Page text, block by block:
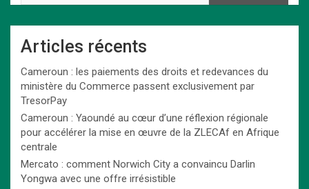
Articles récents
Cameroun : les paiements des droits et redevances du
ministère du Commerce passent exclusivement par
TresorPay
Cameroun : Yaoundé au cœur d’une réflexion régionale
pour accélérer la mise en œuvre de la ZLECAf en Afrique
centrale
Mercato : comment Norwich City a convaincu Darlin
Yongwa avec une offre irrésistible